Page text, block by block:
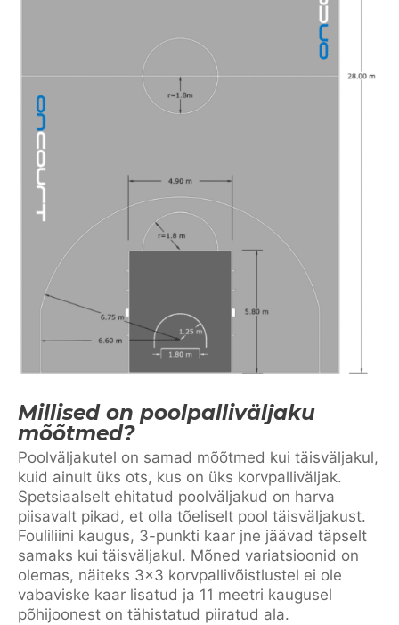
Millised on poolpalliväljaku
mõõtmed?
Poolväljakutel on samad mõõtmed kui täisväljakul,
kuid ainult üks ots, kus on üks korvpalliväljak.
Spetsiaalselt ehitatud poolväljakud on harva
piisavalt pikad, et olla tõeliselt pool täisväljakust.
Fouliliini kaugus, 3-punkti kaar jne jäävad täpselt
samaks kui täisväljakul. Mõned variatsioonid on
olemas, näiteks 3×3 korvpallivõistlustel ei ole
vabaviske kaar lisatud ja 11 meetri kaugusel
põhijoonest on tähistatud piiratud ala.